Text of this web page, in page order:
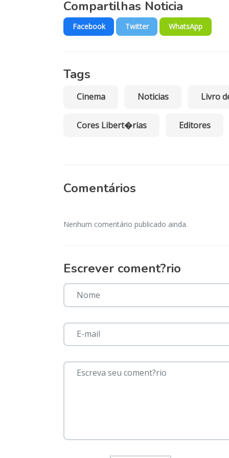
Compartilhas Noticia
Facebook Twitter WhatsApp
Tags
Cinema Noticias Livro
Cores Libert�rias Editores
Comentários
Nenhum comentário publicado ainda.
Escrever coment?rio